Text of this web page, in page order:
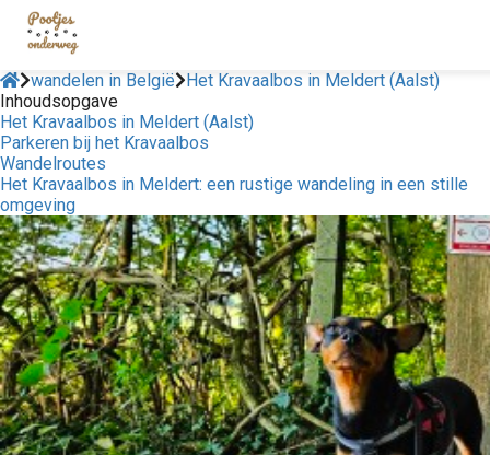
wandelen in België
Het Kravaalbos in Meldert (Aalst)
Inhoudsopgave
Het Kravaalbos in Meldert (Aalst)
Parkeren bij het Kravaalbos
Wandelroutes
Het Kravaalbos in Meldert: een rustige wandeling in een stille
omgeving